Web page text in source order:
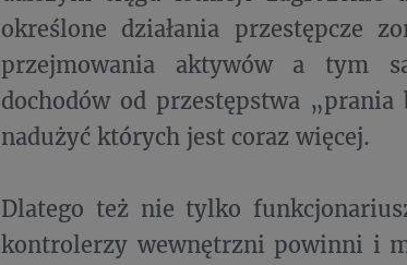
określone działania przestępcze
przejmowania aktywów a tym
dochodów od przestępstwa
nadużyć których jest coraz więcej.
Dlatego też nie tylko
kontrolerzy wewnętrzni powinni i